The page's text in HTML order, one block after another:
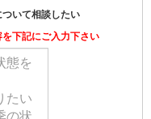
いて相談したい
下記にご入力下さい